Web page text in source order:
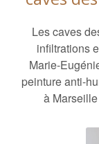
Les caves
infiltrations
Marie-
peinture anti-
à